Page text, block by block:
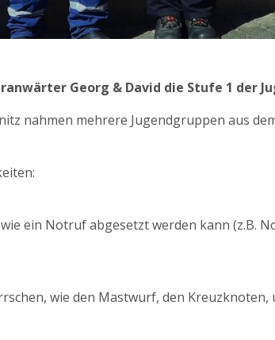
Georg & David die Stufe 1 der
nahmen mehrere Jugendgruppen aus
ein Notruf abgesetzt werden kann (z.B.
wie den Mastwurf, den